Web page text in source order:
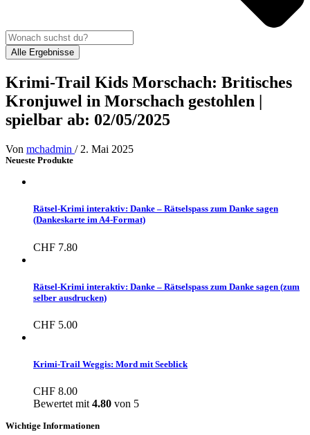
Alle Ergebnisse
Krimi-Trail Kids Morschach: Britisches
Kronjuwel in Morschach gestohlen |
spielbar ab: 02/05/2025
Von mchadmin / 2. Mai 2025
Neueste Produkte
Rätsel-Krimi interaktiv: Danke – Rätselspass zum Danke sagen
(Dankeskarte im A4-Format)
CHF 7.80
Rätsel-Krimi interaktiv: Danke – Rätselspass zum Danke sagen (zum
selber ausdrucken)
CHF 5.00
Krimi-Trail Weggis: Mord mit Seeblick
CHF 8.00
Bewertet mit 4.80 von 5
Wichtige Informationen